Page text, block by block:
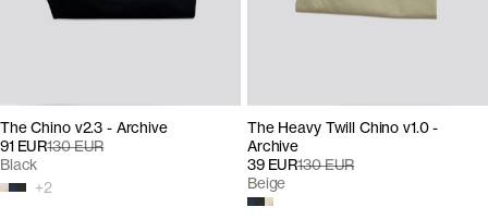
The Chino v2.3 - Archive
91 EUR130 EUR
+2
Black
The Heavy Twill Chino v1.0 -
Archive
39 EUR130 EUR
Beige